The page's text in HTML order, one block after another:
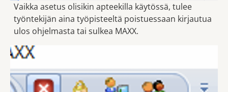
Vaikka asetus olisikin apteekilla käytössä, tulee
työntekijän aina työpisteeltä poistuessaan kirjautua
ulos ohjelmasta tai sulkea MAXX.